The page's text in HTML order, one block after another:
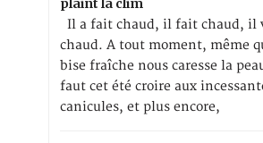
plaint la clim
Il a fait chaud, il fait chaud, il
chaud. A tout moment, même
bise fraîche nous caresse la
faut cet été croire aux
canicules, et plus encore,